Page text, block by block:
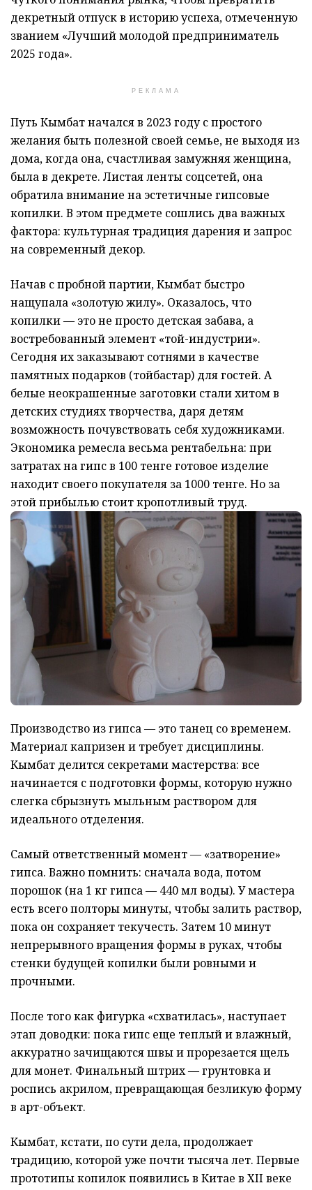
декретный отпуск в историю успеха, отмеченную
званием «Лучший молодой предприниматель
2025 года».
РЕКЛАМА
Путь Кымбат начался в 2023 году с простого
желания быть полезной своей семье, не выходя из
дома, когда она, счастливая замужняя женщина,
была в декрете. Листая ленты соцсетей, она
обратила внимание на эстетичные гипсовые
копилки. В этом предмете сошлись два важных
фактора: культурная традиция дарения и запрос
на современный декор.
Начав с пробной партии, Кымбат быстро
нащупала «золотую жилу». Оказалось, что
копилки — это не просто детская забава, а
востребованный элемент «той-индустрии».
Сегодня их заказывают сотнями в качестве
памятных подарков (тойбастар) для гостей. А
белые неокрашенные заготовки стали хитом в
детских студиях творчества, даря детям
возможность почувствовать себя художниками.
Экономика ремесла весьма рентабельна: при
затратах на гипс в 100 тенге готовое изделие
находит своего покупателя за 1000 тенге. Но за
этой прибылью стоит кропотливый труд.
Производство из гипса — это танец со временем.
Материал капризен и требует дисциплины.
Кымбат делится секретами мастерства: все
начинается с подготовки формы, которую нужно
слегка сбрызнуть мыльным раствором для
идеального отделения.
Самый ответственный момент — «затворение»
гипса. Важно помнить: сначала вода, потом
порошок (на 1 кг гипса — 440 мл воды). У мастера
есть всего полторы минуты, чтобы залить раствор,
пока он сохраняет текучесть. Затем 10 минут
непрерывного вращения формы в руках, чтобы
стенки будущей копилки были ровными и
прочными.
После того как фигурка «схватилась», наступает
этап доводки: пока гипс еще теплый и влажный,
аккуратно зачищаются швы и прорезается щель
для монет. Финальный штрих — грунтовка и
роспись акрилом, превращающая безликую форму
в арт-объект.
Кымбат, кстати, по сути дела, продолжает
традицию, которой уже почти тысяча лет. Первые
прототипы копилок появились в Китае в XII веке